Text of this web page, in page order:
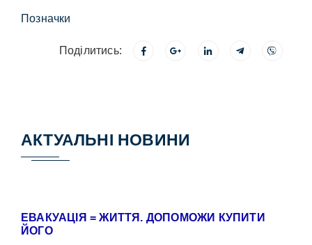
Позначки
Поділитись:
АКТУАЛЬНІ НОВИНИ
ЕВАКУАЦІЯ = ЖИТТЯ. ДОПОМОЖИ КУПИТИ
ЙОГО